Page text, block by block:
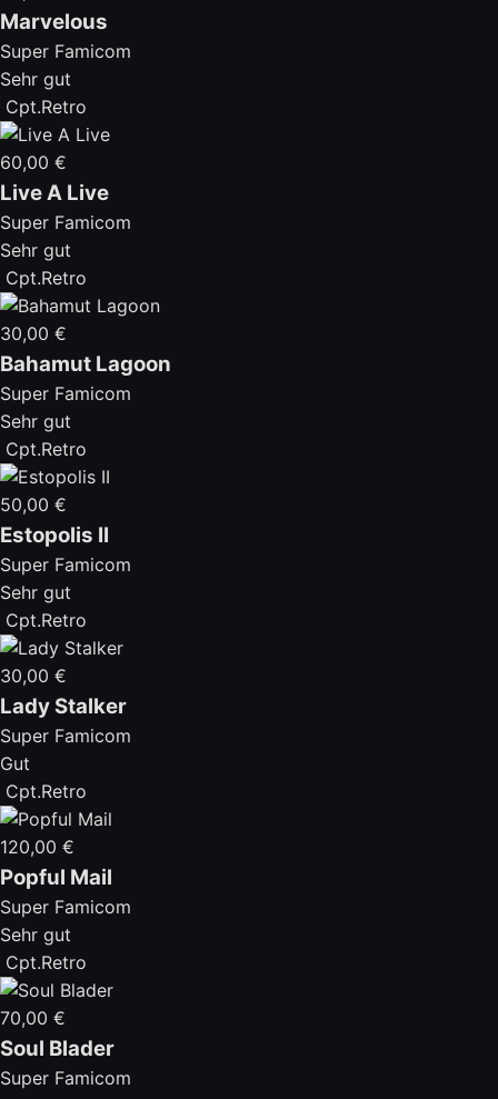
Marvelous
Super Famicom
Sehr gut
Cpt.Retro
60,00 €
Live A Live
Super Famicom
Sehr gut
Cpt.Retro
30,00 €
Bahamut Lagoon
Super Famicom
Sehr gut
Cpt.Retro
50,00 €
Estopolis II
Super Famicom
Sehr gut
Cpt.Retro
30,00 €
Lady Stalker
Super Famicom
Gut
Cpt.Retro
120,00 €
Popful Mail
Super Famicom
Sehr gut
Cpt.Retro
70,00 €
Soul Blader
Super Famicom